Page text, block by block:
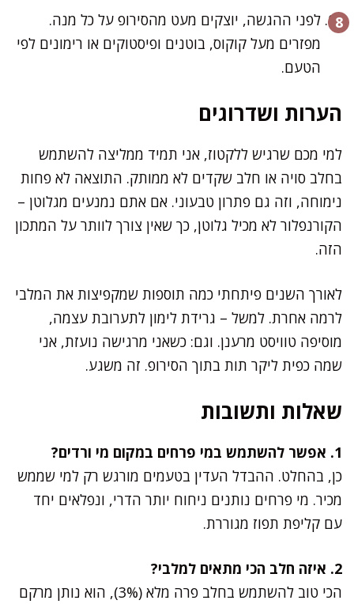
לפני ההגשה, יוצקים מעט מהסירופ על כל מנה.
מפזרים מעל קוקוס, בוטנים ופיסטוקים או רימונים לפי
הטעם.
הערות ושדרוגים
למי מכם שרגיש ללקטוז, אני תמיד ממליצה להשתמש
בחלב סויה או חלב שקדים לא ממותק. התוצאה לא פחות
נימוחה, וזה גם פתרון טבעוני. אם אתם נמנעים מגלוטן –
הקורנפלור לא מכיל גלוטן, כך שאין צורך לוותר על המתכון
הזה.
לאורך השנים פיתחתי כמה תוספות שמקפיצות את המלבי
לרמה אחרת. למשל – גרידת לימון לתערובת עצמה,
מוסיפה טוויסט מרענן. וגם: כשאני מרגישה נועזת, אני
שמה כפית ליקר תות בתוך הסירופ. זה משגע.
שאלות ותשובות
1. אפשר להשתמש במי פרחים במקום מי ורדים?
כן, בהחלט. ההבדל העדין בטעמים מורגש רק למי שממש
מכיר. מי פרחים נותנים ניחוח יותר הדרי, ונפלאים יחד
עם קליפת תפוז מגוררת.
2. איזה חלב הכי מתאים למלבי?
הכי טוב להשתמש בחלב פרה מלא (3%), הוא נותן מרקם